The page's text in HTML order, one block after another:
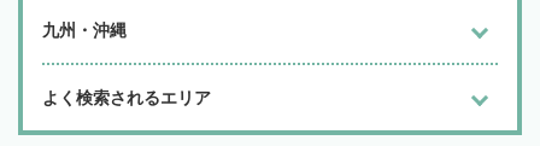
九州・沖縄
よく検索されるエリア